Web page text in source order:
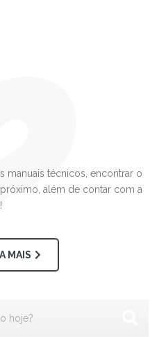
manuais técnicos, encontrar o
além de contar com a
MAIS